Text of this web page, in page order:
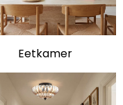
Eetkamer